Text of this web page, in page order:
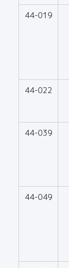
44-019
44-022
44-039
44-049